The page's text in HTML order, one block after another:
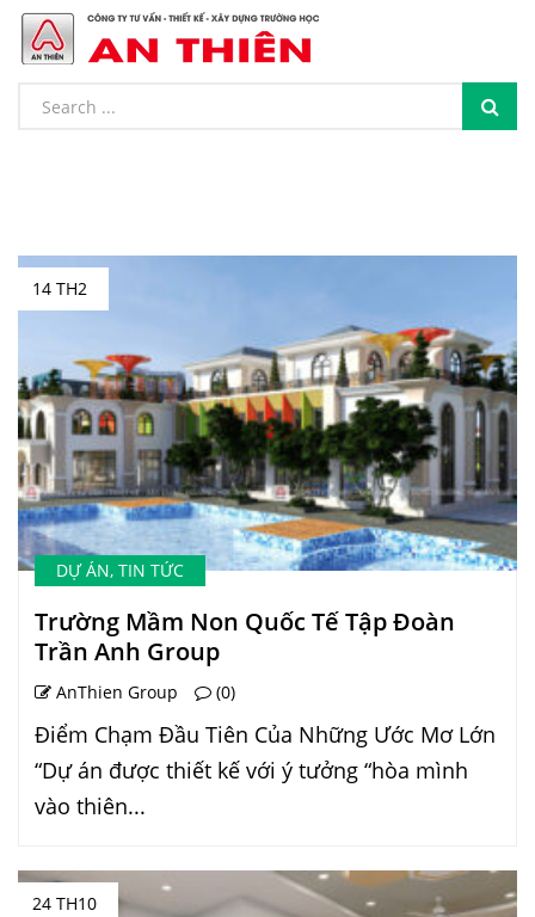
14 TH2
DỰ ÁN, TIN TỨC
Trường Mầm Non Quốc Tế Tập Đoàn
Trần Anh Group
AnThien Group (0)
Điểm Chạm Đầu Tiên Của Những Ước Mơ Lớn
“Dự án được thiết kế với ý tưởng “hòa mình
vào thiên...
24 TH10